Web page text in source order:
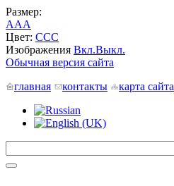
Размер:
AAA
Цвет: CCC
Изображения Вкл.Выкл.
Обычная версия сайта
главная
контакты карта сайта